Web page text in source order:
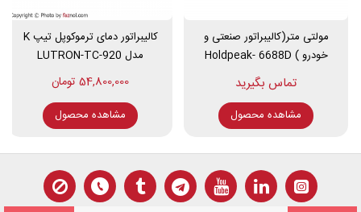
دارای گزارش کالیبراسیون
دارای دقت 0.1
دارای پایداری ±0.5℃
دارای زمان حرارت دهی 10 دقیقه
دارای زمان خنک کنندگی 10 دقیقه
این محصول دارای یک سال گارانتی و ده سال خدمات پس از فروش
مولتی متر(کالیبراتور صنعتی و
خودرو ) Holdpeak- 6688D
مشاهده محصول
کالیبراتور دمای ترموکوپل تیپ K
مدل LUTRON-TC-920
54,800,000 تومان
مشاهده محصول